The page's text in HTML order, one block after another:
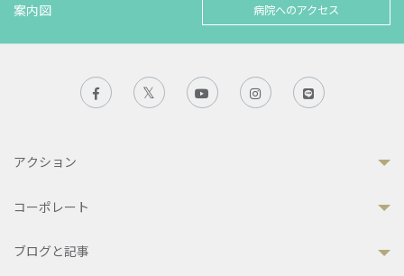
案内図 病院へのアクセス
アクション
コーポレート
ブログと記事